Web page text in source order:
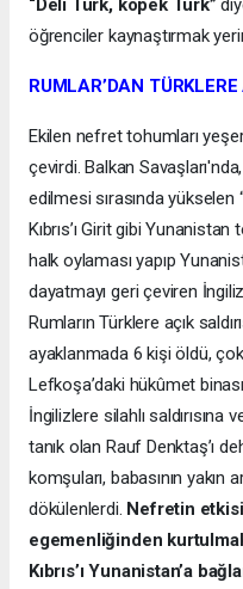
“Deli Türk, köpek Türk”
öğrenciler kaynaştırmak
RUMLAR’DAN
Ekilen nefret tohumları
çevirdi. Balkan
edilmesi sırasında yükselen
Kıbrıs’ı Girit gibi
halk oylaması yapıp
dayatmayı geri çeviren
Rumların Türklere açık
ayaklanmada 6 kişi öldü,
Lefkoşa’daki hükûmet binası
İngilizlere silahlı
tanık olan Rauf Denktaş’ı
komşuları, babasının yakın
dökülenlerdi. Nefretin
egemenliğinden
Kıbrıs’ı Yunanistan’a